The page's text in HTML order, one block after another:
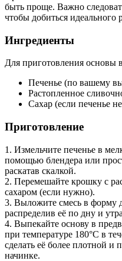
быть проще. Важно
чтобы добиться идеального
Ингредиенты
Для приготовления основы
Печенье (по вашему
Растопленное
Сахар (если печенье
Приготовление
1. Измельчите печенье в
помощью блендера или
раскатав скалкой.
2. Перемешайте крошку с
сахаром (если нужно).
3. Выложите смесь в форму
распределив её по дну и
4. Выпекайте основу в
при температуре 180°С в
сделать её более плотной и
начинке.